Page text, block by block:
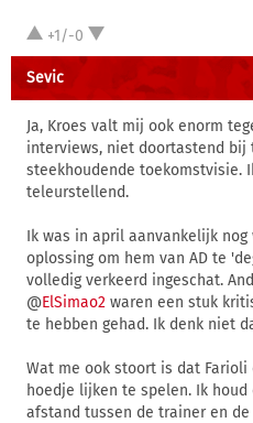
+1/-0
Sevic
Ja, Kroes valt mij ook enorm
interviews, niet doortastend bij
steekhoudende toekomstvisie.
teleurstellend.
Ik was in april aanvankelijk
oplossing om hem van AD te
volledig verkeerd ingeschat.
@ElSimao2 waren een stuk
te hebben gehad. Ik denk niet
Wat me ook stoort is dat
hoedje lijken te spelen. Ik
afstand tussen de trainer en